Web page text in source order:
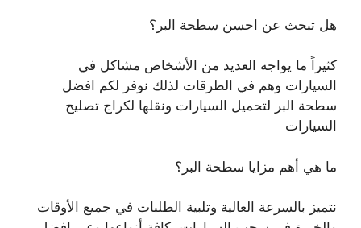
هل تبحث عن احسن سطحة البر؟
كثيراً ما يواجه العديد من الأشخاص مشاكل في
السيارات وهم في الطرقات لذلك نوفر لكم افضل
سطحة البر لتحميل السيارات ونقلها لكراج تصليح
السيارات
ما هي أهم مزايا سطحة البر؟
نتميز بالسرعة العالية وتلبية الطلبات في جميع الأوقات